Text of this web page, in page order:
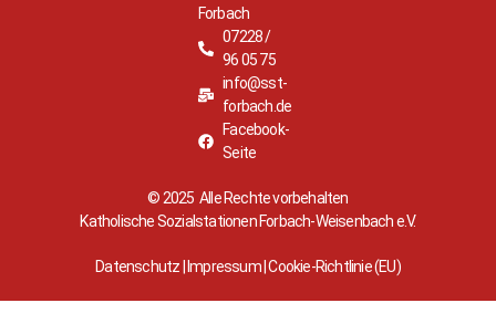
Forbach
07228 /
96 05 75
info@sst-
forbach.de
Facebook-
Seite
© 2025 Alle Rechte vorbehalten
Katholische Sozialstationen Forbach-Weisenbach e.V.
Datenschutz Impressum|Cookie-Richtlinie (EU)